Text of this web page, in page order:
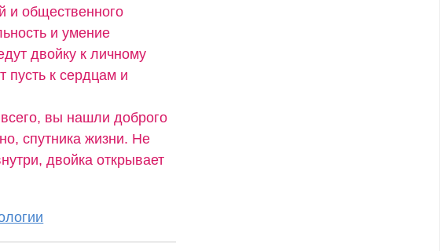
и общественного
и умение
двойку к личному
пусть к сердцам и
всего, вы нашли доброго
спутника жизни. Не
двойка открывает